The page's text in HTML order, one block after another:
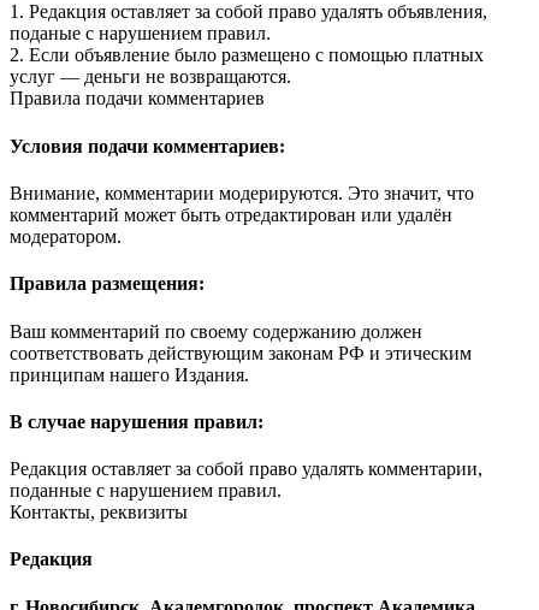
1. Редакция оставляет за собой право удалять объявления,
поданые с нарушением правил.
2. Если объявление было размещено с помощью платных
услуг — деньги не возвращаются.
Правила подачи комментариев
Условия подачи комментариев:
Внимание, комментарии модерируются. Это значит, что
комментарий может быть отредактирован или удалён
модератором.
Правила размещения:
Ваш комментарий по своему содержанию должен
соответствовать действующим законам РФ и этическим
принципам нашего Издания.
В случае нарушения правил:
Редакция оставляет за собой право удалять комментарии,
поданные с нарушением правил.
Контакты, реквизиты
Редакция